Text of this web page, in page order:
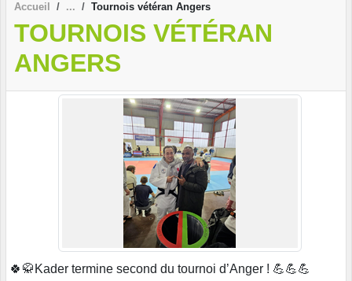
Accueil Tournois vétéran Angers
TOURNOIS VÉTÉRAN
ANGERS
🍀🥋Kader termine second du tournoi d’Anger ! 💪💪💪